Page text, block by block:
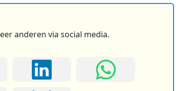
anderen via social media.